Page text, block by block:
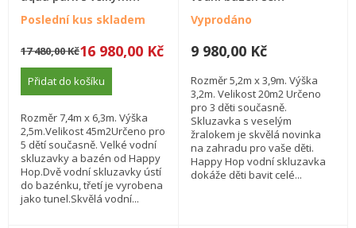
bazénem
Poslední kus skladem
17 480,00 Kč16 980,00 Kč
Přidat do košíku
Rozměr 7,4m x 6,3m. Výška
2,5m.Velikost 45m2Určeno pro
5 dětí současně. Velké vodní
skluzavky a bazén od Happy
Hop.Dvě vodní skluzavky ústí
do bazénku, třetí je vyrobena
jako tunel.Skvělá vodní...
skluzavkou a tunelem
Vyprodáno
9 980,00 Kč
Rozměr 5,2m x 3,9m. Výška
3,2m. Velikost 20m2 Určeno
pro 3 děti současně.
Skluzavka s veselým
žralokem je skvělá novinka
na zahradu pro vaše děti.
Happy Hop vodní skluzavka
dokáže děti bavit celé...